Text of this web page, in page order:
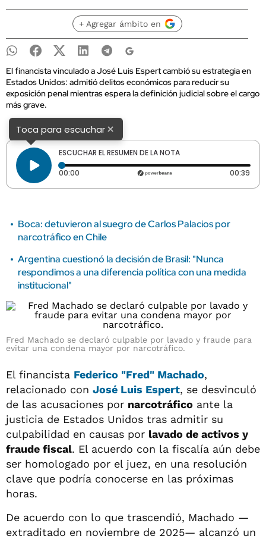
+ Agregar ámbito en
El financista vinculado a José Luis Espert cambió su estrategia en
Estados Unidos: admitió delitos económicos para reducir su
exposición penal mientras espera la definición judicial sobre el cargo
más grave.
Toca para escuchar×
ESCUCHAR EL RESUMEN DE LA NOTA
00:00 Tiempo transcurrido: 0 segundos 00:39
Boca: detuvieron al suegro de Carlos Palacios por
narcotráfico en Chile
Argentina cuestionó la decisión de Brasil: "Nunca
respondimos a una diferencia política con una medida
institucional"
Fred Machado se declaró culpable por lavado y fraude para
evitar una condena mayor por narcotráfico.
El financista Federico "Fred" Machado,
relacionado con José Luis Espert, se desvinculó
de las acusaciones por narcotráfico ante la
justicia de Estados Unidos tras admitir su
culpabilidad en causas por lavado de activos y
fraude fiscal. El acuerdo con la fiscalía aún debe
ser homologado por el juez, en una resolución
clave que podría conocerse en las próximas
horas.
De acuerdo con lo que trascendió, Machado —
extraditado en noviembre de 2025— alcanzó un